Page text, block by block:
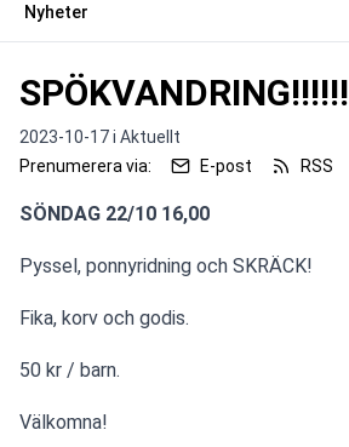
Nyheter
SPÖKVANDRING!!!!!!
2023-10-17 i Aktuellt
Prenumerera via:
E-post RSS
SÖNDAG 22/10 16,00
Pyssel, ponnyridning och SKRÄCK!
Fika, korv och godis.
50 kr / barn.
Välkomna!